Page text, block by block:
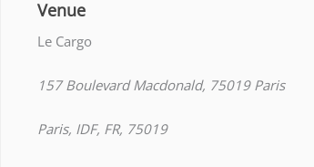
Venue
Le Cargo
157 Boulevard Macdonald, 75019 Paris
Paris, IDF, FR, 75019